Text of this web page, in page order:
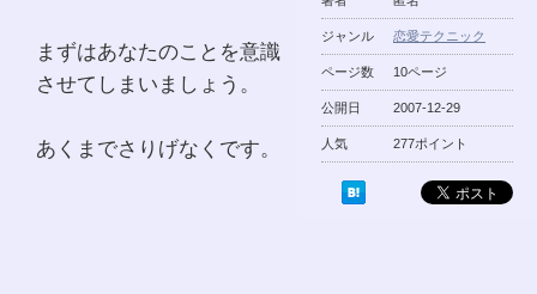
ジャンル 恋愛テクニック
ページ数 10ページ
公開日 2007-12-29
人気 277ポイント
まずはあなたのことを意識
させてしまいましょう。
あくまでさりげなくです。